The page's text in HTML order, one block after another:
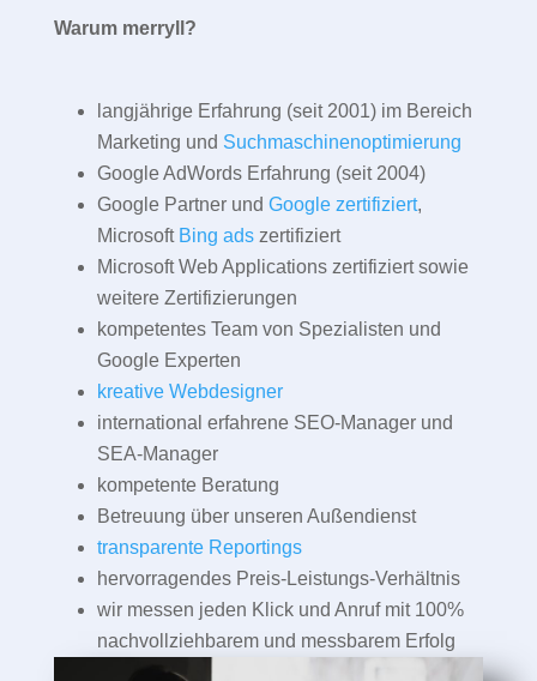
Warum merryll?
langjährige Erfahrung (seit 2001) im Bereich
Marketing und Suchmaschinenoptimierung
Google AdWords Erfahrung (seit 2004)
Google Partner und Google zertifiziert,
Microsoft Bing adszertifiziert
Microsoft Web Applications zertifiziert sowie
weitere Zertifizierungen
kompetentes Team von Spezialisten und
Google Experten
kreative Webdesigner
international erfahrene SEO-Manager und
SEA-Manager
kompetente Beratung
Betreuung über unseren Außendienst
transparente Reportings
hervorragendes Preis-Leistungs-Verhältnis
wir messen jeden Klick und Anruf mit 100%
nachvollziehbarem und messbarem Erfolg